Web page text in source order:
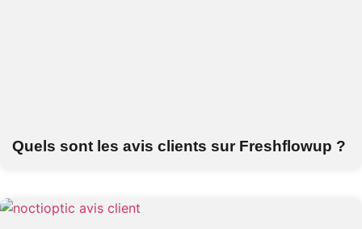
Quels sont les avis clients sur Freshflowup ?